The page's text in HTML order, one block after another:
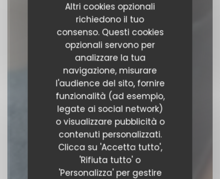
Altri cookies opzionali
richiedono il tuo
consenso. Questi cookies
opzionali servono per
analizzare la tua
navigazione, misurare
l'audience del sito, fornire
funzionalità (ad esempio,
legate ai social network)
o visualizzare pubblicità o
contenuti personalizzati.
Clicca su 'Accetta tutto',
'Rifiuta tutto' o
'Personalizza' per gestire
Le Reflet Nantes
RISTORANTE NANTES
PRENOTA